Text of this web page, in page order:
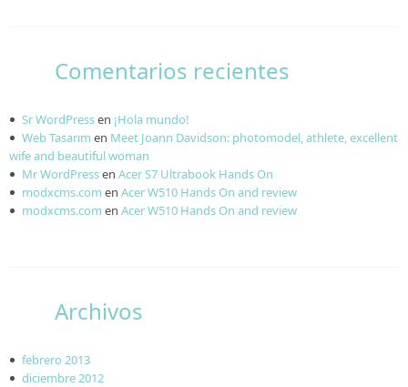
Comentarios recientes
Sr WordPressen ¡Hola mundo!
Web Tasarım en Meet Joann Davidson: photomodel, athlete, excellent
wife and beautiful woman
Mr WordPressen Acer S7 Ultrabook Hands On
modxcms.com en Acer W510 Hands On and review
modxcms.com en Acer W510 Hands On and review
Archivos
febrero 2013
diciembre 2012